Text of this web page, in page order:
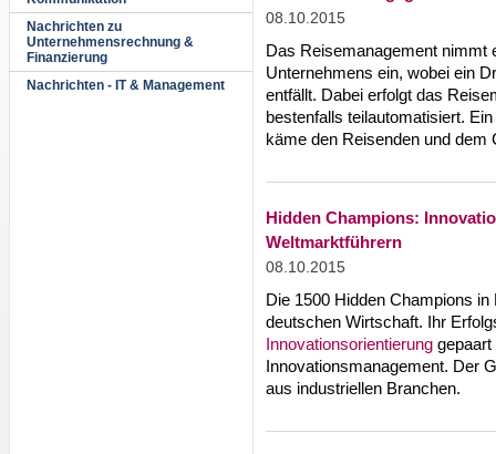
Nachrichten zu
Unternehmensrechnung &
Finanzierung
Nachrichten - IT & Management
08.10.2015
Das Reisemanagement nimmt
Unternehmens ein, wobei ein
entfällt. Dabei erfolgt das
bestenfalls teilautomatisiert.
käme den Reisenden und dem
Hidden Champions:
Weltmarktführern
08.10.2015
Die 1500 Hidden Champions
deutschen Wirtschaft. Ihr
Innovationsorientierung
Innovationsmanagement. Der
aus industriellen Branchen.